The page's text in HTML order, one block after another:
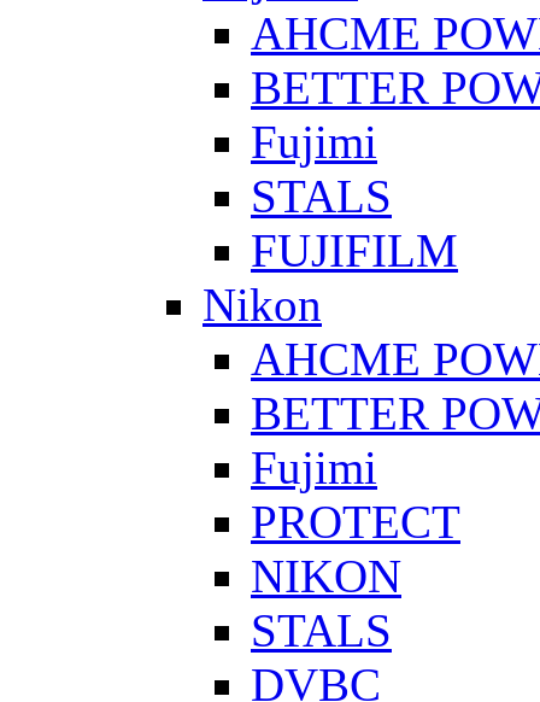
AHCME
BETTER
Fujimi
STALS
FUJIFILM
Nikon
AHCME
BETTER
Fujimi
PROTECT
NIKON
STALS
DVBC